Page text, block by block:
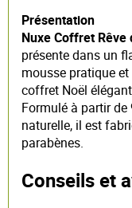
Présentation
Nuxe Coffret
présente dans un
mousse pratique
coffret Noël
Formulé à partir
naturelle, il est
parabènes.
Conseils et